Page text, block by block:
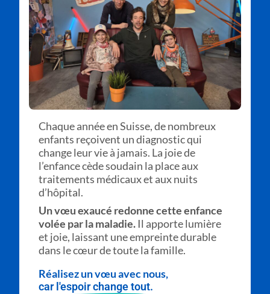
Chaque année en Suisse, de nombreux
enfants reçoivent un diagnostic qui
change leur vie à jamais. La joie de
l’enfance cède soudain la place aux
traitements médicaux et aux nuits
d’hôpital.
Un vœu exaucé redonne cette enfance
volée par la maladie. Il apporte lumière
et joie, laissant une empreinte durable
dans le cœur de toute la famille.
Réalisez un vœu avec nous,
car l'espoir change tout.